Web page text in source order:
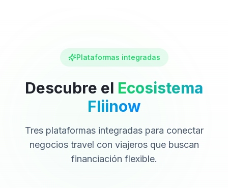
Plataformas integradas
Descubre el Ecosistema
Fliinow
Tres plataformas integradas para conectar
negocios travel con viajeros que buscan
financiación flexible.